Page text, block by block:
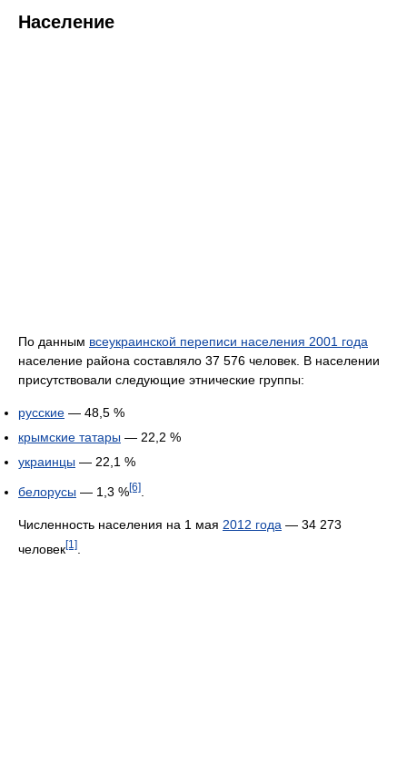
Население
По данным всеукраинской переписи населения 2001 года
население района составляло 37 576 человек. В населении
присутствовали следующие этнические группы:
русские — 48,5 %
крымские татары — 22,2 %
украинцы — 22,1 %
белорусы — 1,3 %[6]
Численность населения на 1 мая 2012 года — 34 273
человек[1]